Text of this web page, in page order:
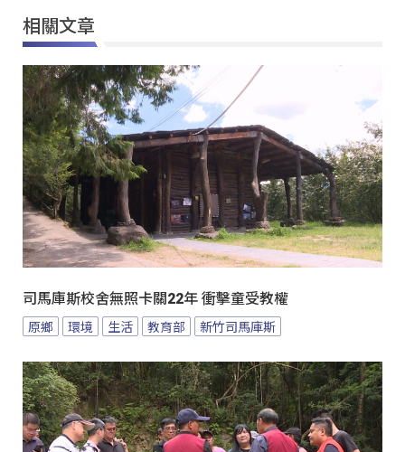
相關文章
司馬庫斯校舍無照卡關22年 衝擊童受教權
原鄉 環境 生活 教育部 新竹司馬庫斯